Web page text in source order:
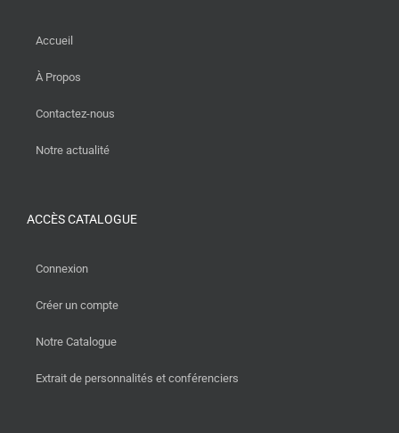
Accueil
À Propos
Contactez-nous
Notre actualité
ACCÈS CATALOGUE
Connexion
Créer un compte
Notre Catalogue
Extrait de personnalités et conférenciers